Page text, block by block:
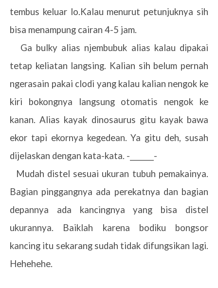
tembus keluar lo.Kalau menurut petunjuknya sih
bisa menampung cairan 4-5 jam.
Ga bulky alias njembubuk alias kalau dipakai
tetap keliatan langsing. Kalian sih belum pernah
ngerasain pakai clodi yang kalau kalian nengok ke
kiri bokongnya langsung otomatis nengok ke
kanan. Alias kayak dinosaurus gitu kayak bawa
ekor tapi ekornya kegedean. Ya gitu deh, susah
dijelaskan dengan kata-kata. -_______-
Mudah distel sesuai ukuran tubuh pemakainya.
Bagian pinggangnya ada perekatnya dan bagian
depannya ada kancingnya yang bisa distel
ukurannya. Baiklah karena bodiku bongsor
kancing itu sekarang sudah tidak difungsikan lagi.
Hehehehe.